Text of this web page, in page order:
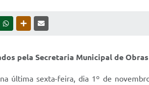
WHATSAPPOUTRAS MÍDIAS
pela Secretaria Municipal de
última sexta-feira, dia 1º de